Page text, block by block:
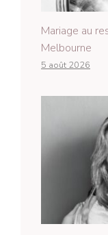
Mariage au
Melbourne
5 août 2026